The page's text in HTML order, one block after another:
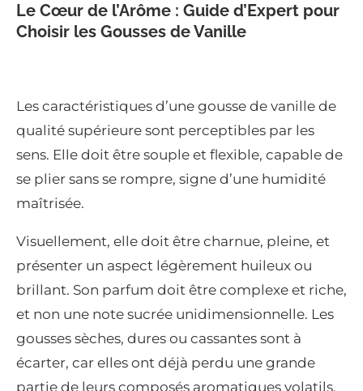
Le Cœur de l’Arôme : Guide d’Expert pour
Choisir les Gousses de Vanille
Les caractéristiques d’une gousse de vanille de
qualité supérieure sont perceptibles par les
sens. Elle doit être souple et flexible, capable de
se plier sans se rompre, signe d’une humidité
maîtrisée.
Visuellement, elle doit être charnue, pleine, et
présenter un aspect légèrement huileux ou
brillant. Son parfum doit être complexe et riche,
et non une note sucrée unidimensionnelle. Les
gousses sèches, dures ou cassantes sont à
écarter, car elles ont déjà perdu une grande
partie de leurs composés aromatiques volatils.